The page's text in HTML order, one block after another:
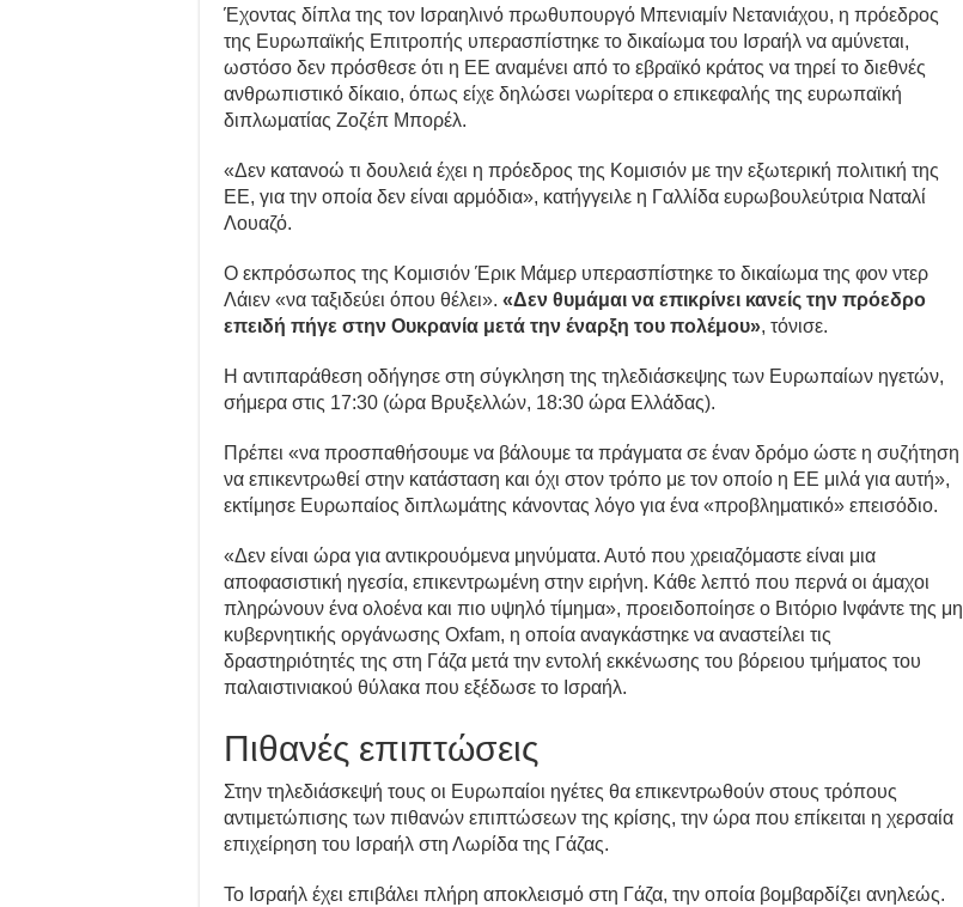
Έχοντας δίπλα της τον Ισραηλινό πρωθυπουργό Μπενιαμίν Νετανιάχου, η πρόεδρος
της Ευρωπαϊκής Επιτροπής υπερασπίστηκε το δικαίωμα του Ισραήλ να αμύνεται,
ωστόσο δεν πρόσθεσε ότι η ΕΕ αναμένει από το εβραϊκό κράτος να τηρεί το διεθνές
ανθρωπιστικό δίκαιο, όπως είχε δηλώσει νωρίτερα ο επικεφαλής της ευρωπαϊκή
διπλωματίας Ζοζέπ Μπορέλ.
«Δεν κατανοώ τι δουλειά έχει η πρόεδρος της Κομισιόν με την εξωτερική πολιτική της
ΕΕ, για την οποία δεν είναι αρμόδια», κατήγγειλε η Γαλλίδα ευρωβουλεύτρια Ναταλί
Λουαζό.
Ο εκπρόσωπος της Κομισιόν Έρικ Μάμερ υπερασπίστηκε το δικαίωμα της φον ντερ
Λάιεν «να ταξιδεύει όπου θέλει». «Δεν θυμάμαι να επικρίνει κανείς την πρόεδρο
επειδή πήγε στην Ουκρανία μετά την έναρξη του πολέμου», τόνισε.
Η αντιπαράθεση οδήγησε στη σύγκληση της τηλεδιάσκεψης των Ευρωπαίων ηγετών,
σήμερα στις 17:30 (ώρα Βρυξελλών, 18:30 ώρα Ελλάδας).
Πρέπει «να προσπαθήσουμε να βάλουμε τα πράγματα σε έναν δρόμο ώστε η συζήτηση
να επικεντρωθεί στην κατάσταση και όχι στον τρόπο με τον οποίο η ΕΕ μιλά για αυτή»,
εκτίμησε Ευρωπαίος διπλωμάτης κάνοντας λόγο για ένα «προβληματικό» επεισόδιο.
«Δεν είναι ώρα για αντικρουόμενα μηνύματα. Αυτό που χρειαζόμαστε είναι μια
αποφασιστική ηγεσία, επικεντρωμένη στην ειρήνη. Κάθε λεπτό που περνά οι άμαχοι
πληρώνουν ένα ολοένα και πιο υψηλό τίμημα», προειδοποίησε ο Βιτόριο Ινφάντε της μη
κυβερνητικής οργάνωσης Oxfam, η οποία αναγκάστηκε να αναστείλει τις
δραστηριότητές της στη Γάζα μετά την εντολή εκκένωσης του βόρειου τμήματος του
παλαιστινιακού θύλακα που εξέδωσε το Ισραήλ.
Πιθανές επιπτώσεις
Στην τηλεδιάσκεψή τους οι Ευρωπαίοι ηγέτες θα επικεντρωθούν στους τρόπους
αντιμετώπισης των πιθανών επιπτώσεων της κρίσης, την ώρα που επίκειται η χερσαία
επιχείρηση του Ισραήλ στη Λωρίδα της Γάζας.
Το Ισραήλ έχει επιβάλει πλήρη αποκλεισμό στη Γάζα, την οποία βομβαρδίζει ανηλεώς.